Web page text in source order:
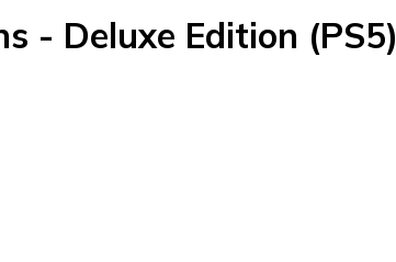
- Deluxe Edition (PS5)